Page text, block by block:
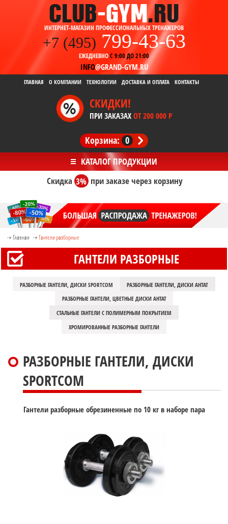
ИНТЕРНЕТ-МАГАЗИН ПРОФЕССИОНАЛЬНЫХ ТРЕНАЖЕРОВ
+7 (495) 799-43-63
ЕЖЕДНЕВНОС 9:00 ДО 21:00
INFO@GRAND-GYM.RU
ГЛАВНАЯ О КОМПАНИИ ТЕХНОЛОГИИ ДОСТАВКА И ОПЛАТА КОНТАКТЫ
СКИДКИ!
ПРИ ЗАКАЗАХ ОТ 200 000 Р
Корзина: 0
Скидка3% при заказечерез корзину
Главная Гантели разборные
ГАНТЕЛИ РАЗБОРНЫЕ
РАЗБОРНЫЕ ГАНТЕЛИ, ДИСКИ SPORTCOM
РАЗБОРНЫЕ ГАНТЕЛИ, ДИСКИ АНТАТ
РАЗБОРНЫЕ ГАНТЕЛИ, ЦВЕТНЫЕ ДИСКИ АНТАТ
СТАЛЬНЫЕ ГАНТЕЛИ С ПОЛИМЕРНЫМ ПОКРЫТИЕМ
ХРОМИРОВАННЫЕ РАЗБОРНЫЕ ГАНТЕЛИ
РАЗБОРНЫЕ ГАНТЕЛИ, ДИСКИ
SPORTCOM
Гантели разборные обрезиненные по 10 кг в наборе пара